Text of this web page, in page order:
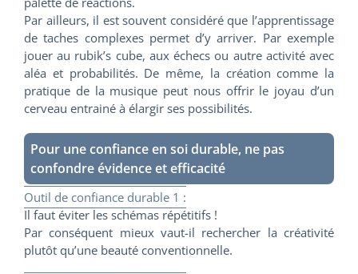
Par ailleurs, il est souvent considéré que l’apprentissage
de taches complexes permet d’y arriver. Par exemple
jouer au rubik’s cube, aux échecs ou autre activité avec
aléa et probabilités. De même, la création comme la
pratique de la musique peut nous offrir le joyau d’un
cerveau entrainé à élargir ses possibilités.
Pour une confiance en soi durable, ne pas
confondre évidence et efficacité
Outil de confiance durable 1 :
Il faut éviter les schémas répétitifs !
Par conséquent mieux vaut-il rechercher la créativité
plutôt qu’une beauté conventionnelle.